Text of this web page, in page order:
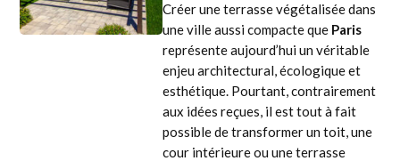
Créer une terrasse végétalisée dans
une ville aussi compacte que Paris
représente aujourd’hui un véritable
enjeu architectural, écologique et
esthétique. Pourtant, contrairement
aux idées reçues, il est tout à fait
possible de transformer un toit, une
cour intérieure ou une terrasse